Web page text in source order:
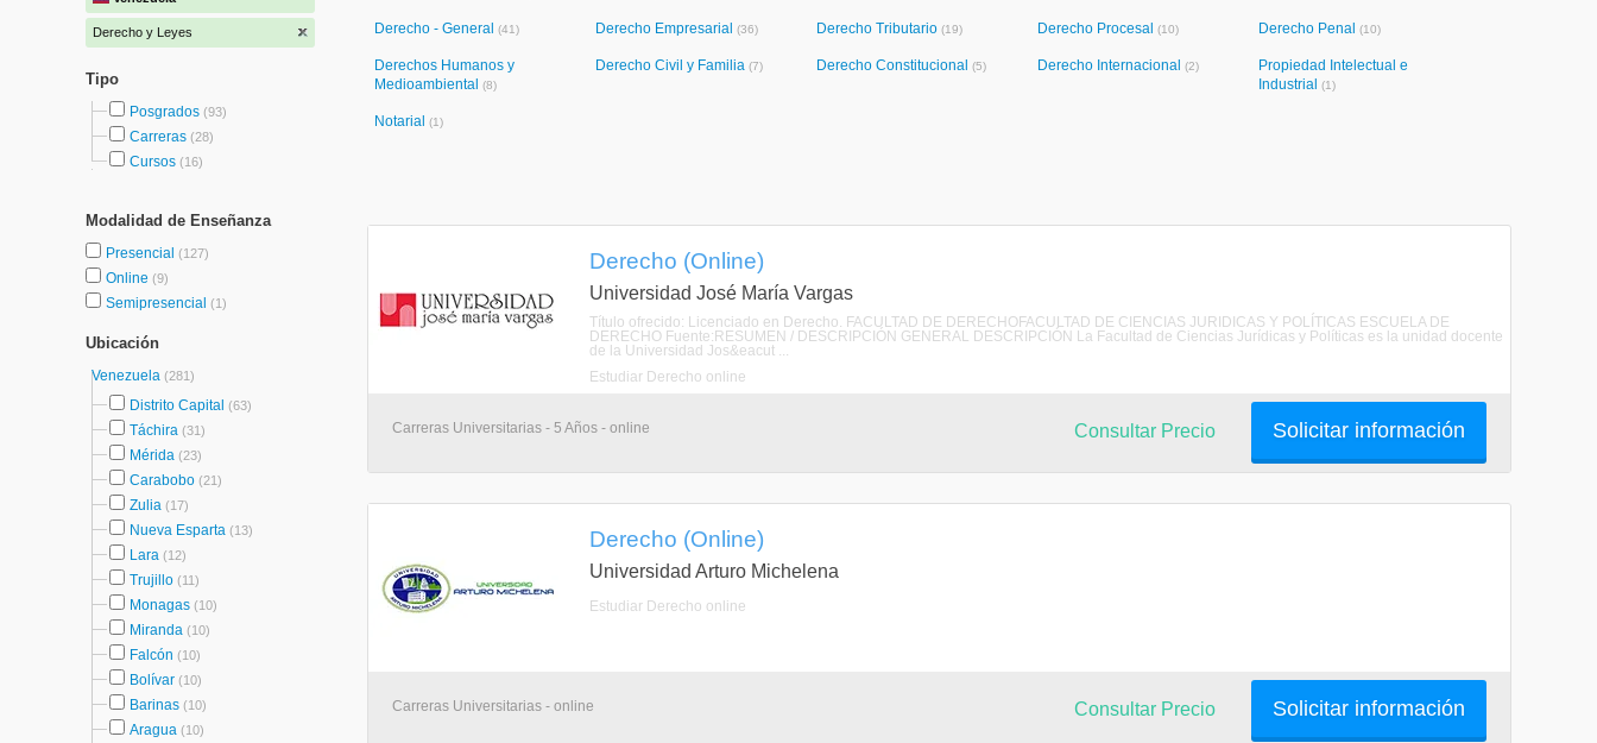
Derecho y Leyes
Tipo
Posgrados (93)
Carreras (28)
Cursos (16)
Modalidad de Enseñanza
Presencial (127)
Online (9)
Semipresencial (1)
Ubicación
Venezuela (281)
Distrito Capital (63)
Táchira (31)
Mérida (23)
Carabobo (21)
Zulia (17)
Nueva Esparta (13)
Lara (12)
Trujillo (11)
Monagas (10)
Miranda (10)
Falcón (10)
Bolívar (10)
Barinas (10)
Aragua (10)
Derecho - General (41) Derecho Empresarial (36) Derecho Tributario (19) Derecho Procesal (10) Derecho Penal (10)
Derechos Humanos y
Medioambiental (8)
Derecho Civil y Familia (7) Derecho Constitucional (5) Derecho Internacional (2)
Propiedad Intelectual e
Industrial (1)
Notarial (1)
Derecho (Online)
Universidad José María Vargas
Título ofrecido: Licenciado en Derecho. FACULTAD DE DERECHOFACULTAD DE CIENCIAS JURIDICAS Y POLÍTICAS ESCUELA DE
DERECHO Fuente:RESUMEN / DESCRIPCIÓN GENERAL DESCRIPCIÓN La Facultad de Ciencias Jurídicas y Políticas es la unidad docente
de la Universidad Jos&eacut ...
Estudiar Derecho online
Carreras Universitarias - 5 Años - online Solicitar información
Consultar Precio
Derecho (Online)
Universidad Arturo Michelena
Estudiar Derecho online
Carreras Universitarias - online Solicitar información
Consultar Precio